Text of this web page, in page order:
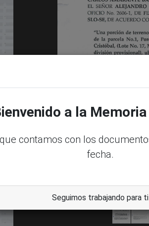
a la
contamos con los
fecha.
Seguimos trabajando para ti